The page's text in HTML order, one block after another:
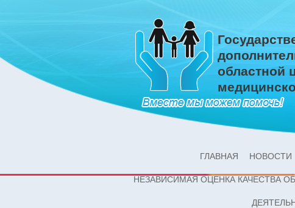
областной
ГЛАВНАЯ НОВОСТИ
НЕЗАВИСИМАЯ ОЦЕНКА КАЧЕСТВА